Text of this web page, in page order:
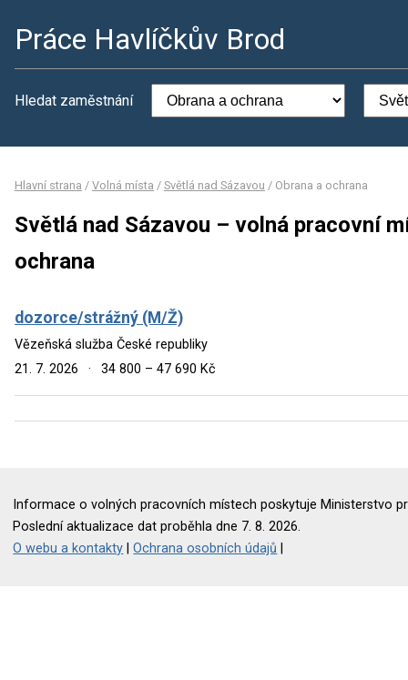
Práce Havlíčkův Brod
Hledat zaměstnání
Hlavní strana / Volná místa / Světlá nad Sázavou / Obrana a ochrana
Světlá nad Sázavou – volná pracovní
ochrana
dozorce/strážný (M/Ž)
Vězeňská služba České republiky
21. 7. 2026
· 34 800 – 47 690 Kč
Informace o volných pracovních místech poskytuje Ministerstvo
Poslední aktualizace dat proběhla dne 7. 8. 2026.
O webu a kontakty |Ochrana osobních údajů